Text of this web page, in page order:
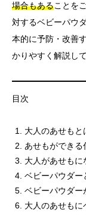
場合もあることを
対するベビーパウ
本的に予防・改善
かりやすく解説し
目次
大人のあせも
あせもができる
大人があせもに
ベビーパウダー
ベビーパウダー
大人のあせもに